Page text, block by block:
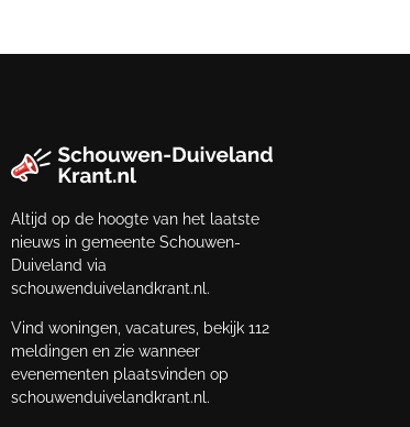
Altijd op de hoogte van het laatste
nieuws in gemeente Schouwen-
Duiveland via
schouwenduivelandkrant.nl.
Vind woningen, vacatures, bekijk 112
meldingen en zie wanneer
evenementen plaatsvinden op
schouwenduivelandkrant.nl.